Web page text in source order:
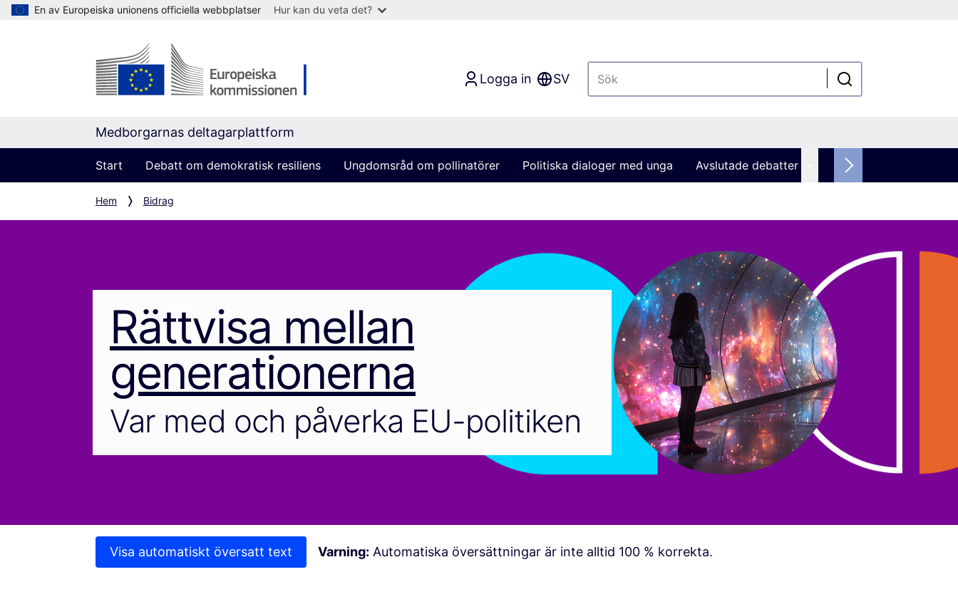
En av Europeiska unionens officiella webbplatser Hur kan du veta det?
Logga in SV
Medborgarnas deltagarplattform
Start Debatt om demokratisk resiliens Ungdomsråd om pollinatörer Politiska dialoger med unga Avslutade debatter
Hem Bidrag
Rättvisa mellan
generationerna
Var med och påverka EU-politiken
Visa automatiskt översatt text Varning: Automatiska översättningar är inte alltid 100 % korrekta.